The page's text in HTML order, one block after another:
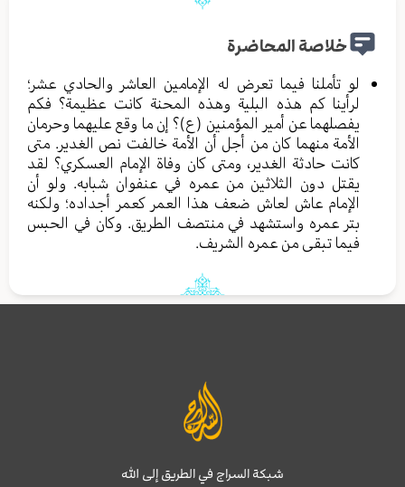
خلاصة المحاضرة
لو تأملنا فيما تعرض له الإمامين العاشر والحادي عشر؛
لرأينا كم هذه البلية وهذه المحنة كانت عظيمة؟ فكم
يفصلهما عن أمير المؤمنين (ع)؟ إن ما وقع عليهما وحرمان
الأمة منهما كان من أجل أن الأمة خالفت نص الغدير. متى
كانت حادثة الغدير، ومتى كان وفاة الإمام العسكري؟ لقد
يقتل دون الثلاثين من عمره في عنفوان شبابه. ولو أن
الإمام عاش لعاش ضعف هذا العمر كعمر أجداده؛ ولكنه
بتر عمره واستشهد في منتصف الطريق. وكان في الحبس
فيما تبقى من عمره الشريف.
شبكة السراج في الطريق إلى الله